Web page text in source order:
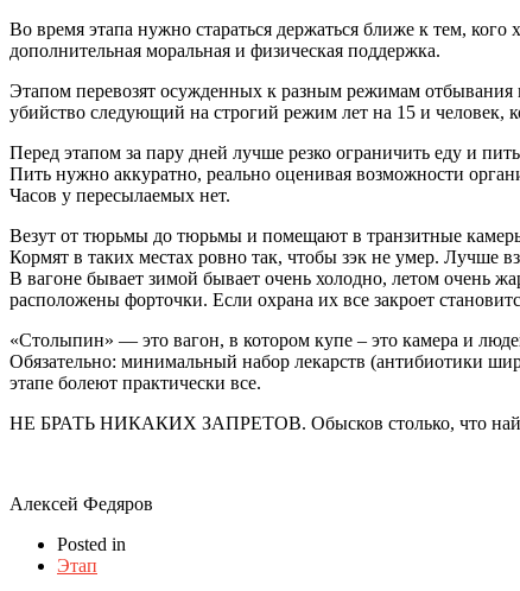
Во время этапа нужно стараться держаться ближе к тем,
дополнительная моральная и физическая поддержка.
Этапом перевозят осужденных к разным режимам отбывания
убийство следующий на строгий режим лет на 15 и человек,
Перед этапом за пару дней лучше резко ограничить еду и
Пить нужно аккуратно, реально оценивая возможности
Часов у пересылаемых нет.
Везут от тюрьмы до тюрьмы и помещают в транзитные
Кормят в таких местах ровно так, чтобы зэк не умер. Лучше
В вагоне бывает зимой бывает очень холодно, летом очень
расположены форточки. Если охрана их все закроет
«Столыпин» — это вагон, в котором купе – это камера и
Обязательно: минимальный набор лекарств (антибиотики
этапе болеют практически все.
НЕ БРАТЬ НИКАКИХ ЗАПРЕТОВ. Обысков столько, что
Алексей Федяров
Posted in
Этап